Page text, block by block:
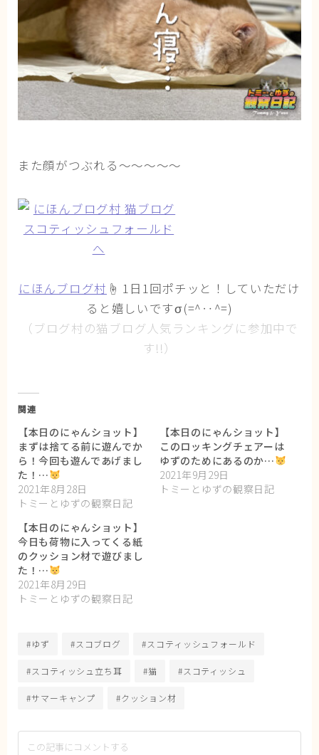
また顔がつぶれる〜〜〜〜〜
にほんブログ村 ☝ 1日1回ポチッと！していただけ
ると嬉しいですσ(=^‥^=)
（ブログ村の猫ブログ人気ランキングに参加中で
す!!）
関連
【本日のにゃんショット】
まずは捨てる前に遊んでか
ら！今回も遊んであげまし
た！…
2021年8月28日
トミーとゆずの観察日記
【本日のにゃんショット】
このロッキングチェアーは
ゆずのためにあるのか…
2021年9月29日
トミーとゆずの観察日記
【本日のにゃんショット】
今日も荷物に入ってくる紙
のクッション材で遊びまし
た！…
2021年8月29日
トミーとゆずの観察日記
#ゆず #スコブログ #スコティッシュフォールド
#スコティッシュ立ち耳 #猫 #スコティッシュ
#サマーキャンプ #クッション材